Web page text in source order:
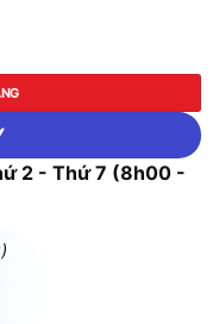
8 số lượng
2 - Thứ 7 (8h00 -
)